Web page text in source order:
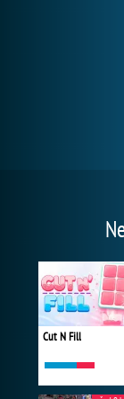
Cut N Fill